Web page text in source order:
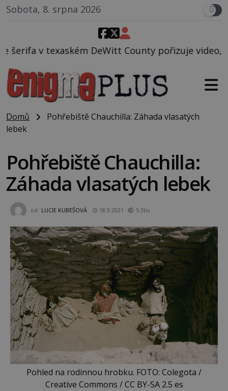
Sobota, 8. srpna 2026
County pořizuje video, na kterém před jeho
Domů
Pohřebiště Chauchilla: Záhada vlasatých
lebek
Pohřebiště Chauchilla:
Záhada vlasatých lebek
od LUCIE KUBEŠOVÁ 18.9.2021 5.3tis
Pohled na rodinnou hrobku. FOTO: Colegota /
Creative Commons / CC BY-SA 2.5 es